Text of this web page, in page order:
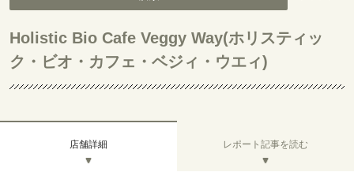
Holistic Bio Cafe Veggy Way(ホリスティッ
ク・ビオ・カフェ・ベジィ・ウエィ)
店舗詳細 レポート記事を読む